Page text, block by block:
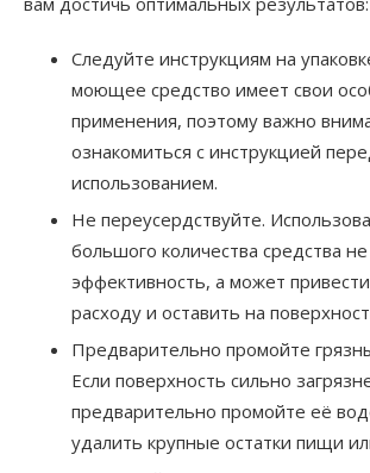
Следуйте инструкциям на
моющее средство имеет свои
применения, поэтому важно
ознакомиться с инструкцией
использованием.
Не переусердствуйте.
большого количества средства
эффективность, а может
расходу и оставить на
Предварительно промойте
Если поверхность сильно
предварительно промойте её
удалить крупные остатки пищи